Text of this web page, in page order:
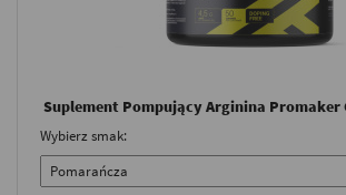
Suplement Pompujący Arginina Promaker
Wybierz smak: